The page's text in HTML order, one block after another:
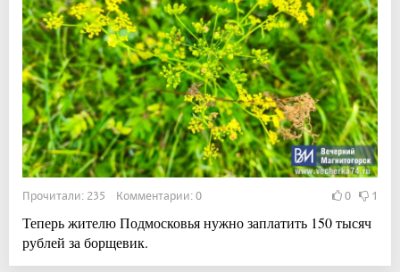
Прочитали: 235 Комментарии: 0 0 1
Теперь жителю Подмосковья нужно заплатить 150 тысяч
рублей за борщевик.